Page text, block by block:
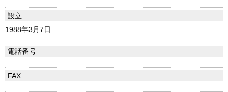
設立
1988年3月7日
電話番号
FAX